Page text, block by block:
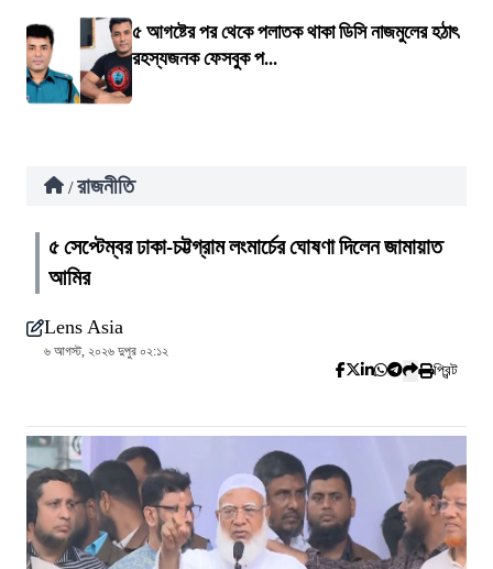
৫ আগষ্টের পর থেকে পলাতক থাকা ডিসি নাজমুলের হঠাৎ
রহস্যজনক ফেসবুক প...
/ রাজনীতি
৫ সেপ্টেম্বর ঢাকা-চট্টগ্রাম লংমার্চের ঘোষণা দিলেন জামায়াত
আমির
Lens Asia
৬ আগস্ট, ২০২৬ দুপুর ০২:১২
প্রিন্ট